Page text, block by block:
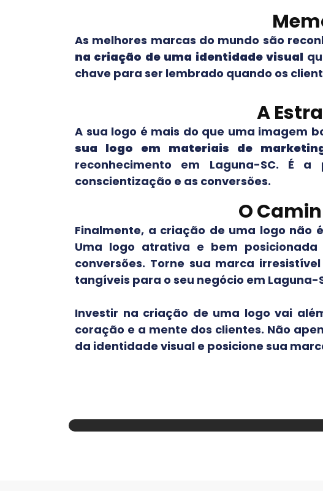
As melhores marcas do mundo são
na criação de uma identidade visual
chave para ser lembrado quando os
A
A sua logo é mais do que uma imagem
sua logo em materiais de
reconhecimento em Laguna-SC. É a
conscientização e as conversões.
O
Finalmente, a criação de uma logo não
Uma logo atrativa e bem
conversões. Torne sua marca
tangíveis para o seu negócio em Laguna-
Investir na criação de uma logo vai
coração e a mente dos clientes. Não
da identidade visual e posicione sua